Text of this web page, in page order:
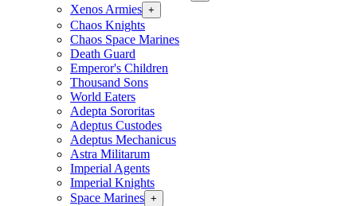
Xenos Armies +
Chaos Knights
Chaos Space Marines
Death Guard
Emperor's Children
Thousand Sons
World Eaters
Adepta Sororitas
Adeptus Custodes
Adeptus Mechanicus
Astra Militarum
Imperial Agents
Imperial Knights
Space Marines +